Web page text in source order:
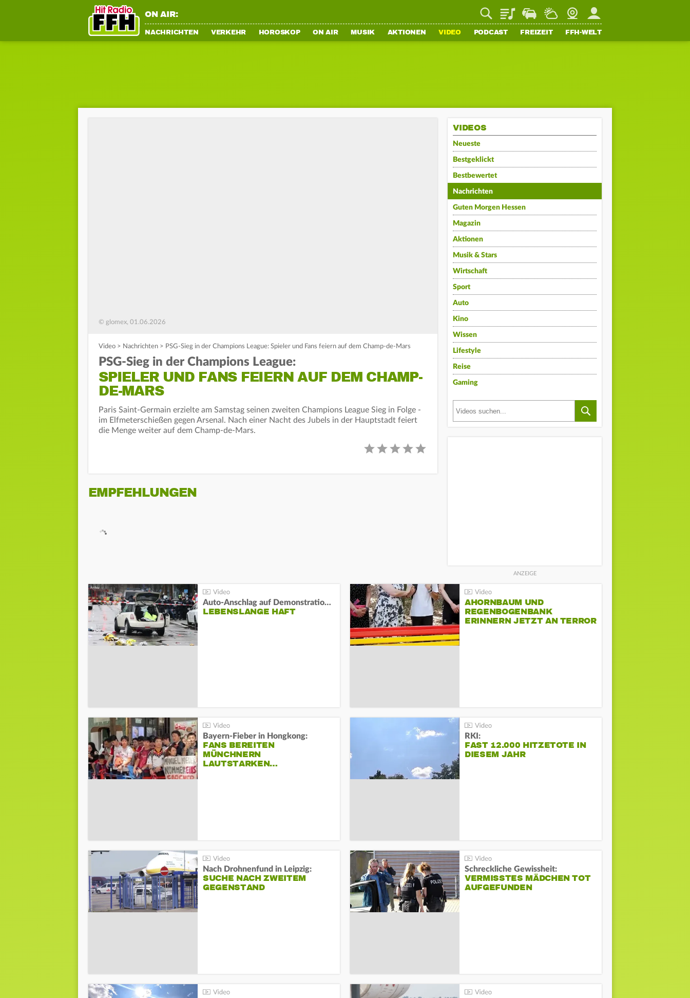
ON AIR: PlaylistStaupilotWetterWebcamMein FFH
NACHRICHTEN VERKEHR HOROSKOP ON AIR MUSIK AKTIONEN VIDEO PODCAST FREIZEIT FFH-WELT
© glomex, 01.06.2026
Video > Nachrichten > PSG-Sieg in der Champions League: Spieler und Fans feiern auf dem Champ-de-Mars
PSG-Sieg in der Champions League:
SPIELER UND FANS FEIERN AUF DEM CHAMP-
DE-MARS
Paris Saint-Germain erzielte am Samstag seinen zweiten Champions League Sieg in Folge -
im Elfmeterschießen gegen Arsenal. Nach einer Nacht des Jubels in der Hauptstadt feiert
die Menge weiter auf dem Champ-de-Mars.
EMPFEHLUNGEN
VIDEOS
Neueste
Bestgeklickt
Bestbewertet
Nachrichten
Guten Morgen Hessen
Magazin
Aktionen
Musik & Stars
Wirtschaft
Sport
Auto
Kino
Wissen
Lifestyle
Reise
Gaming
Auto-Anschlag auf Demonstration in München:
LEBENSLANGE HAFT
AHORNBAUM UND
REGENBOGENBANK
ERINNERN JETZT AN TERROR
Bayern-Fieber in Hongkong:
FANS BEREITEN
MÜNCHNERN
LAUTSTARKEN…
RKI:
FAST 12.000 HITZETOTE IN
DIESEM JAHR
Nach Drohnenfund in Leipzig:
SUCHE NACH ZWEITEM
GEGENSTAND
Schreckliche Gewissheit:
VERMISSTES MÄDCHEN TOT
AUFGEFUNDEN